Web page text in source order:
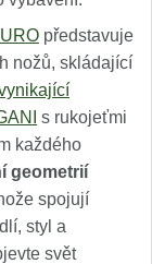
představuje
nožů, skládající
s rukojeťmi
každého
geometrií
spojují
styl a
svět